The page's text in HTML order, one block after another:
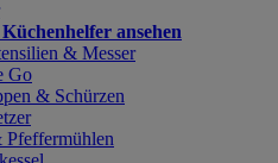
ansehen
& Messer
Go
& Schürzen
Pfeffermühlen